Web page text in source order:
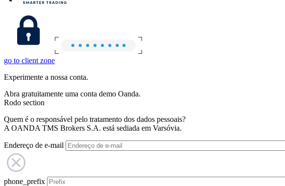
go to client zone
Experimente a nossa conta.
Abra gratuitamente uma conta demo Oanda.
Rodo section
Quem é o responsável pelo tratamento dos dados pessoais?
A OANDA TMS Brokers S.A. está sediada em Varsóvia.
Endereço de e-mail
phone_prefix